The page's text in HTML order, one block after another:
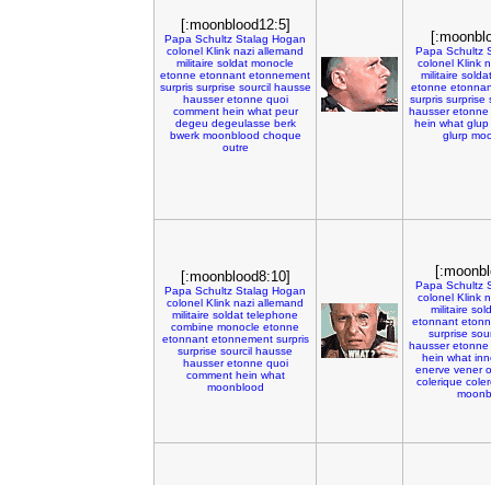
[:moonblood12:5]
Papa Schultz Stalag Hogan
colonel Klink nazi allemand
militaire soldat monocle
etonne etonnant etonnement
surpris surprise sourcil hausse
hausser etonne quoi
comment hein what peur
degeu degeulasse berk
bwerk moonblood choque
outre
Papa Schultz
colonel Klink
militaire soldat
etonne
surpris surprise
hausser etonne
hein what glup
glurp
[:moonblood8:10]
Papa Schultz Stalag Hogan
colonel Klink nazi allemand
militaire soldat telephone
combine monocle etonne
etonnant etonnement surpris
surprise sourcil hausse
hausser etonne quoi
comment hein what
moonblood
Papa Schultz
colonel Klink
militaire
etonnant
surprise
hausser etonne
hein what
enerve vener
colerique